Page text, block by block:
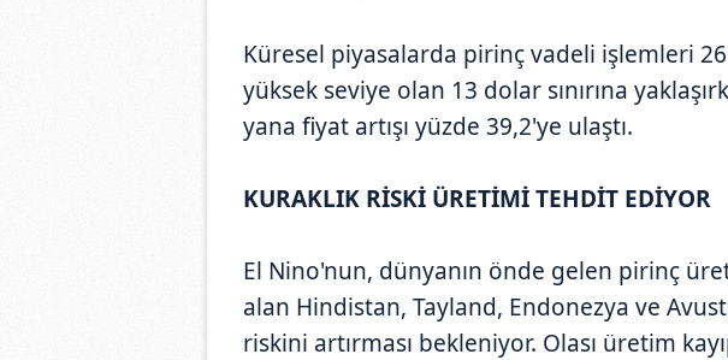
Küresel piyasalarda pirinç vadeli işlemleri
yüksek seviye olan 13 dolar sınırına
yana fiyat artışı yüzde 39,2'ye ulaştı.
KURAKLIK RİSKİ ÜRETİMİ TEHDİT EDİYOR
El Nino'nun, dünyanın önde gelen pirinç
alan Hindistan, Tayland, Endonezya ve
riskini artırması bekleniyor. Olası üretim